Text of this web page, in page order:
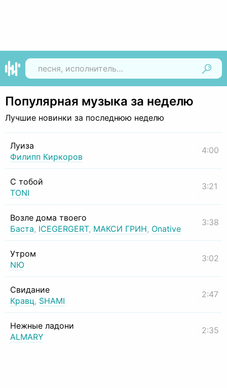
Популярная музыка за неделю
Лучшие новинки за последнюю неделю
Луиза
Филипп Киркоров
4:00
С тобой
TONI
3:21
Возле дома твоего
Баста, ICEGERGERT, МАКСИ ГРИН, Onative
3:38
Утром
NЮ
3:02
Свидание
Кравц, SHAMI
2:47
Нежные ладони
ALMARY
2:35